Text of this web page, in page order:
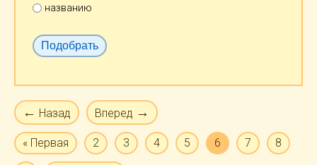
← Назад Вперед →
« Первая 2 3 4 5 6 7 8
названию